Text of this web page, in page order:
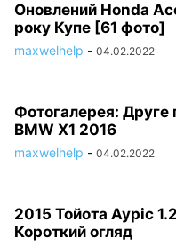
Оновлений Honda
року Купе [61 фото]
maxwelhelp - 04.02.2022
Фотогалерея: Друге
BMW X1 2016
maxwelhelp - 04.02.2022
2015 Тойота Ауріс
Короткий огляд